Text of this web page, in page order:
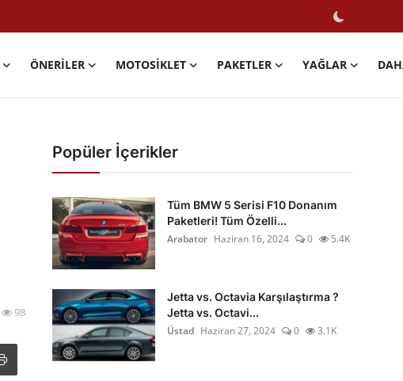
ÖNERILER MOTOSIKLET PAKETLER YAĞLAR
98
Popüler İçerikler
Tüm BMW 5 Serisi F10 Donanım
Paketleri! Tüm Özelli...
Arabator Haziran 16, 2024 0 5.4K
Jetta vs. Octavia Karşılaştırma ?
Jetta vs. Octavi...
Üstad Haziran 27, 2024 0 3.1K